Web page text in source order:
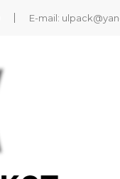
E-mail: